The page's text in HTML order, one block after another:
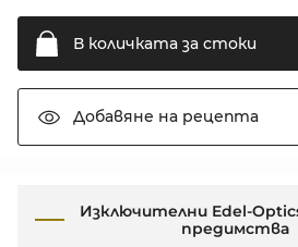
В количката за стоки
Добавяне на рецепта
Изключителни Edel-
предимства